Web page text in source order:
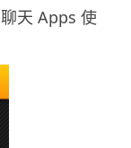
天 Apps 使